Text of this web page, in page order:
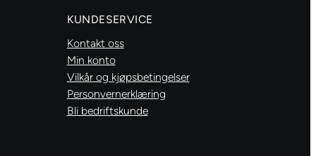
KUNDESERVICE
Kontakt oss
Min konto
Vilkår og kjøpsbetingelser
Personvernerklæring
Bli bedriftskunde